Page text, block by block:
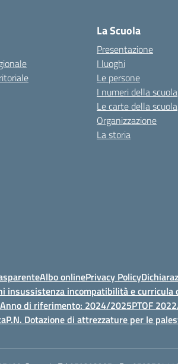
La Scuola
Presentazione
I luoghi
Le persone
I numeri della scuola
Le carte della scuola
Organizzazione
La storia
Albo onlinePrivacy Policy
insussistenza incompatibilità e
di riferimento: 2024/2025PTOF
P.N. Dotazione di attrezzature per le